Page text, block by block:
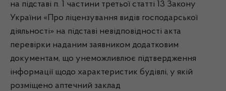
на підставі п. 1 частини третьої статті 13 Закону
України «Про ліцензування видів господарської
діяльності» на підставі невідповідності акта
перевірки наданим заявником додатковим
документам, що унеможливлює підтвердження
інформації щодо характеристик будівлі, у якій
розміщено аптечний заклад